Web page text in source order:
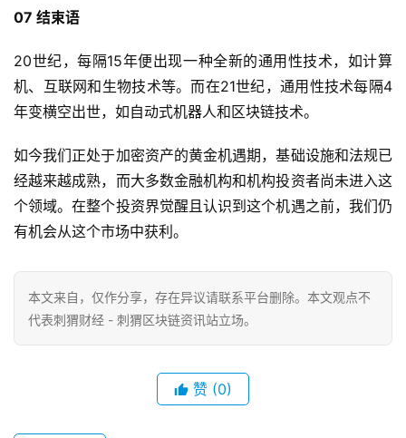
07 结束语
20世纪，每隔15年便出现一种全新的通用性技术，如计算
机、互联网和生物技术等。而在21世纪，通用性技术每隔4
年变横空出世，如自动式机器人和区块链技术。
如今我们正处于加密资产的黄金机遇期，基础设施和法规已
经越来越成熟，而大多数金融机构和机构投资者尚未进入这
个领域。在整个投资界觉醒且认识到这个机遇之前，我们仍
有机会从这个市场中获利。
本文来自 ，仅作分享，存在异议请联系平台删除。本文观点不
代表刺猬财经 - 刺猬区块链资讯站立场。
赞 (0)